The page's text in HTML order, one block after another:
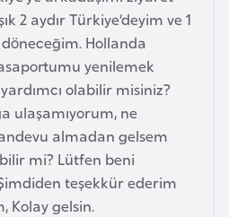
2 aydır Türkiye’deyim ve 1
Hollanda
yenilemek
olabilir misiniz?
ulaşamıyorum, ne
almadan gelsem
mi? Lütfen beni
teşekkür ederim
Kolay gelsin.